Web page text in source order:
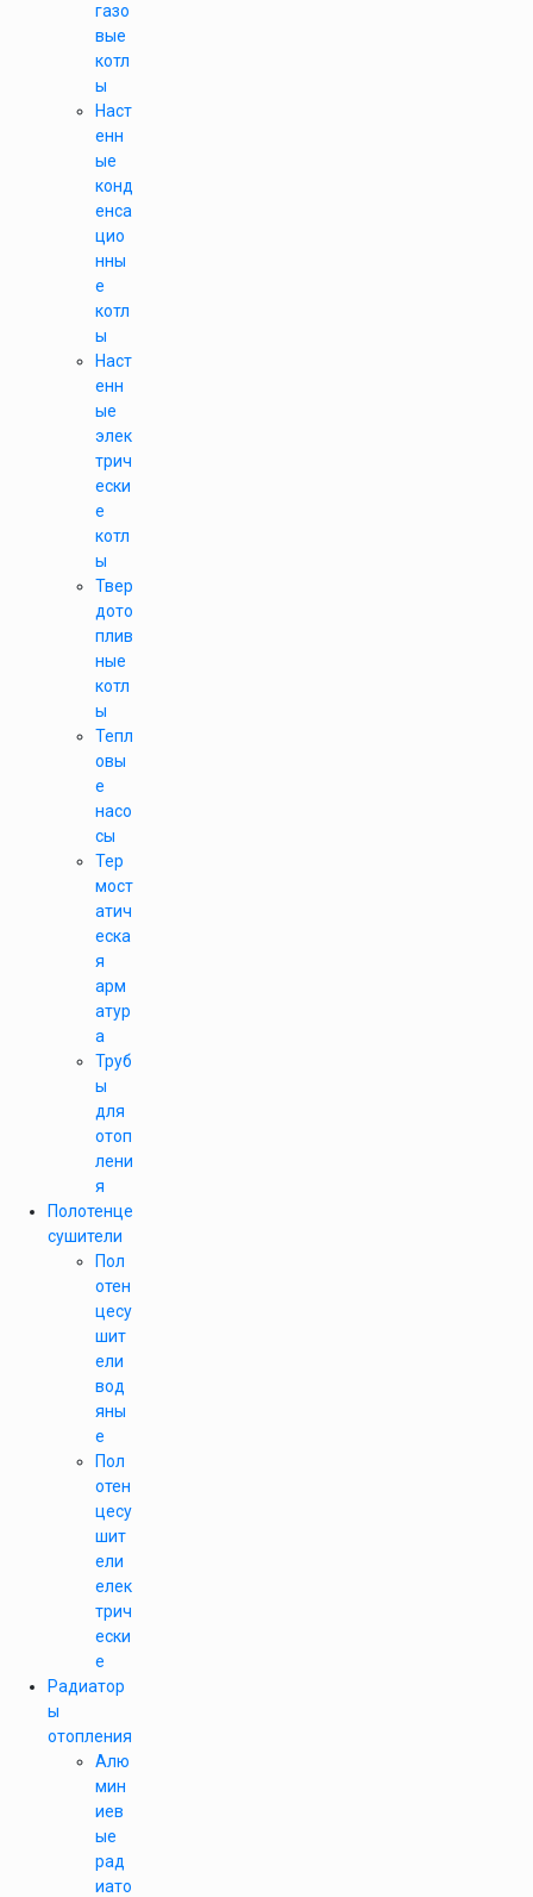
газо
вые
котл
ы
Наст
енн
ые
конд
енса
цио
нны
е
котл
ы
Наст
енн
ые
элек
трич
ески
е
котл
ы
Твер
дото
плив
ные
котл
ы
Тепл
овы
е
насо
сы
Тер
мост
атич
еска
я
арм
атур
а
Труб
ы
для
отоп
лени
я
Полотенце
сушители
Пол
отен
цесу
шит
ели
вод
яны
е
Пол
отен
цесу
шит
ели
елек
трич
ески
е
Радиатор
ы
отопления
Алю
мин
иев
ые
рад
иато